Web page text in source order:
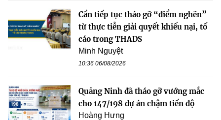
Cần tiếp tục tháo gỡ “điểm nghẽn”
từ thực tiễn giải quyết khiếu nại, tố
cáo trong THADS
Minh Nguyệt
10:36 06/08/2026
Quảng Ninh đã tháo gỡ vướng mắc
cho 147/198 dự án chậm tiến độ
Hoàng Hưng